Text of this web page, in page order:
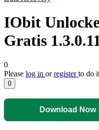
IObit
Gratis
0
Please log in orregisterto do
0
Download Now